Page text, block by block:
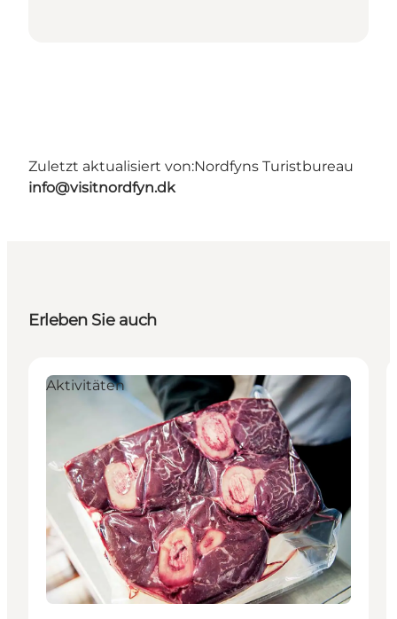
Zuletzt aktualisiert von:Nordfyns Turistbureau
info@visitnordfyn.dk
Erleben Sie auch
Aktivitäten